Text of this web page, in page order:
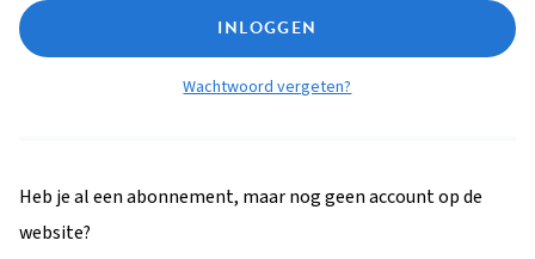
INLOGGEN
Wachtwoord vergeten?
Heb je al een abonnement, maar nog geen account op de
website?